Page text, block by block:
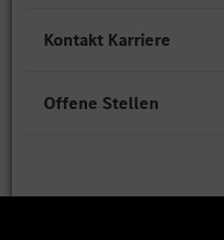
Kontakt Karriere
Offene Stellen